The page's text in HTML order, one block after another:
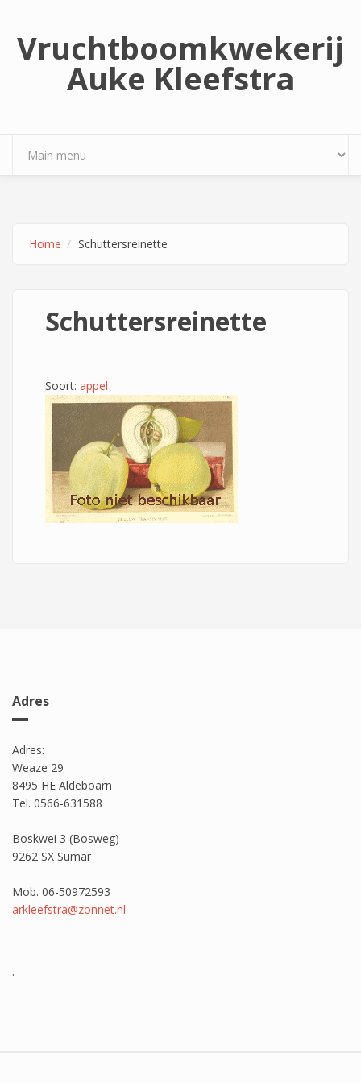
Vruchtboomkwekerij
Auke Kleefstra
Home Schuttersreinette
Schuttersreinette
Soort: appel
Adres
Adres:
Weaze 29
8495 HE Aldeboarn
Tel. 0566-631588
Boskwei 3 (Bosweg)
9262 SX Sumar
Mob. 06-50972593
arkleefstra@zonnet.nl
.